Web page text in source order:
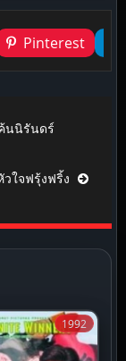
Pinterest
นนิรันดร์
ใจฟรุ้งฟริ้ง
1992